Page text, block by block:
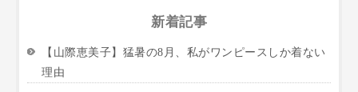
新着記事
【山際恵美子】猛暑の8月、私がワンピースしか着ない
理由